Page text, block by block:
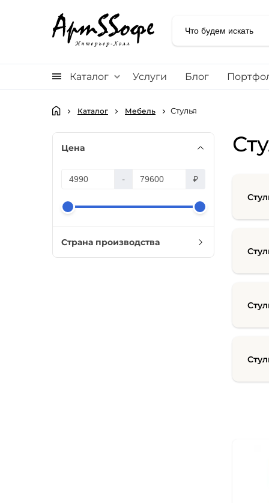
Каталог Услуги Блог
Каталог Мебель Стулья
Цена
- ₽
Страна производства